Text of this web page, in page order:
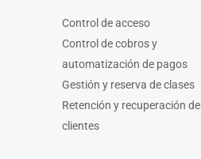
Control de acceso
Control de cobros y
automatización de pagos
Gestión y reserva de clases
Retención y recuperación de
clientes